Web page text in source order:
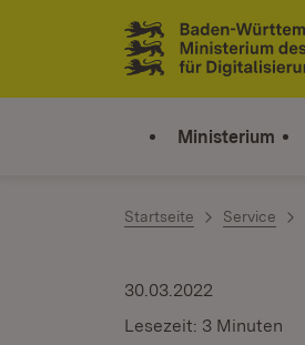
Zum Inhalt springen
Link zur Startseite
Ministerium
Startseite Service
30.03.2022
Lesezeit: 3 Minuten